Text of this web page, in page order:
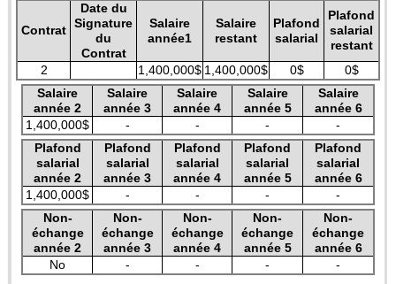
Contrat
Date du
Signature
du
Contrat
Salaire
année1
Salaire
restant
Plafond
salarial
Plafond
salarial
restant
2
1,400,000$ 1,400,000$ 0$
0$
Salaire
année 2
Salaire
année 3
Salaire
année 4
Salaire
année 5
Salaire
année 6
1,400,000$
- - -
-
Plafond
salarial
année 2
Plafond
salarial
année 3
Plafond
salarial
année 4
Plafond
salarial
année 5
Plafond
salarial
année 6
1,400,000$
- - -
-
Non-
échange
année 2
Non-
échange
année 3
Non-
échange
année 4
Non-
échange
année 5
Non-
échange
année 6
No
- - - -